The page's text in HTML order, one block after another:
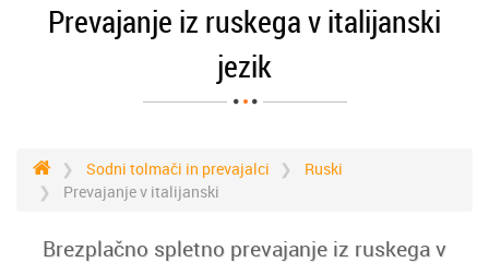
Prevajanje iz ruskega v italijanski
jezik
Sodni tolmači in prevajalci
Ruski
Prevajanje v italijanski
Brezplačno spletno prevajanje iz ruskega v